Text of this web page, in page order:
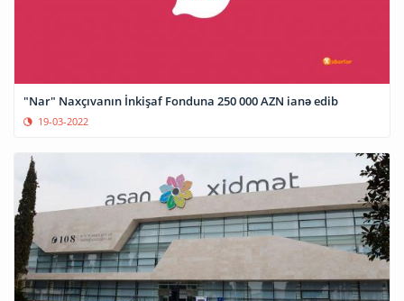
"Nar" Naxçıvanın İnkişaf Fonduna 250 000 AZN ianə edib
19-03-2022